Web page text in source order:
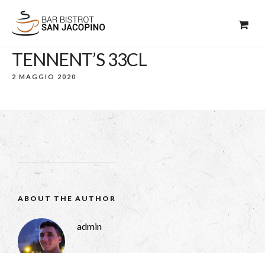
TENNENT’S 33CL
2 MAGGIO 2020
ABOUT THE AUTHOR
admin